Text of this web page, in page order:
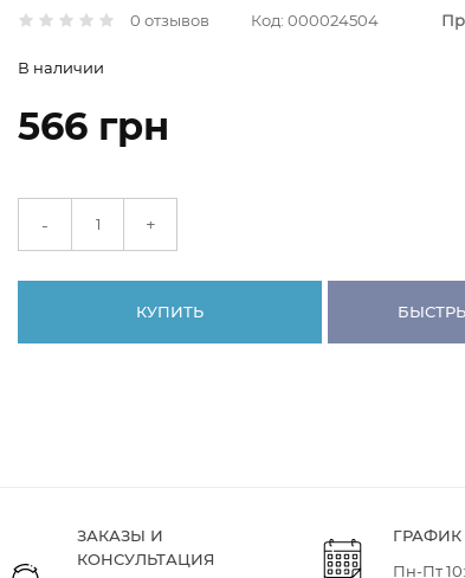
0 отзывов Код: 000024504
В наличии
566 грн
- +
КУПИТЬ
ЗАКАЗЫ И
КОНСУЛЬТАЦИЯ
Пн-Пт